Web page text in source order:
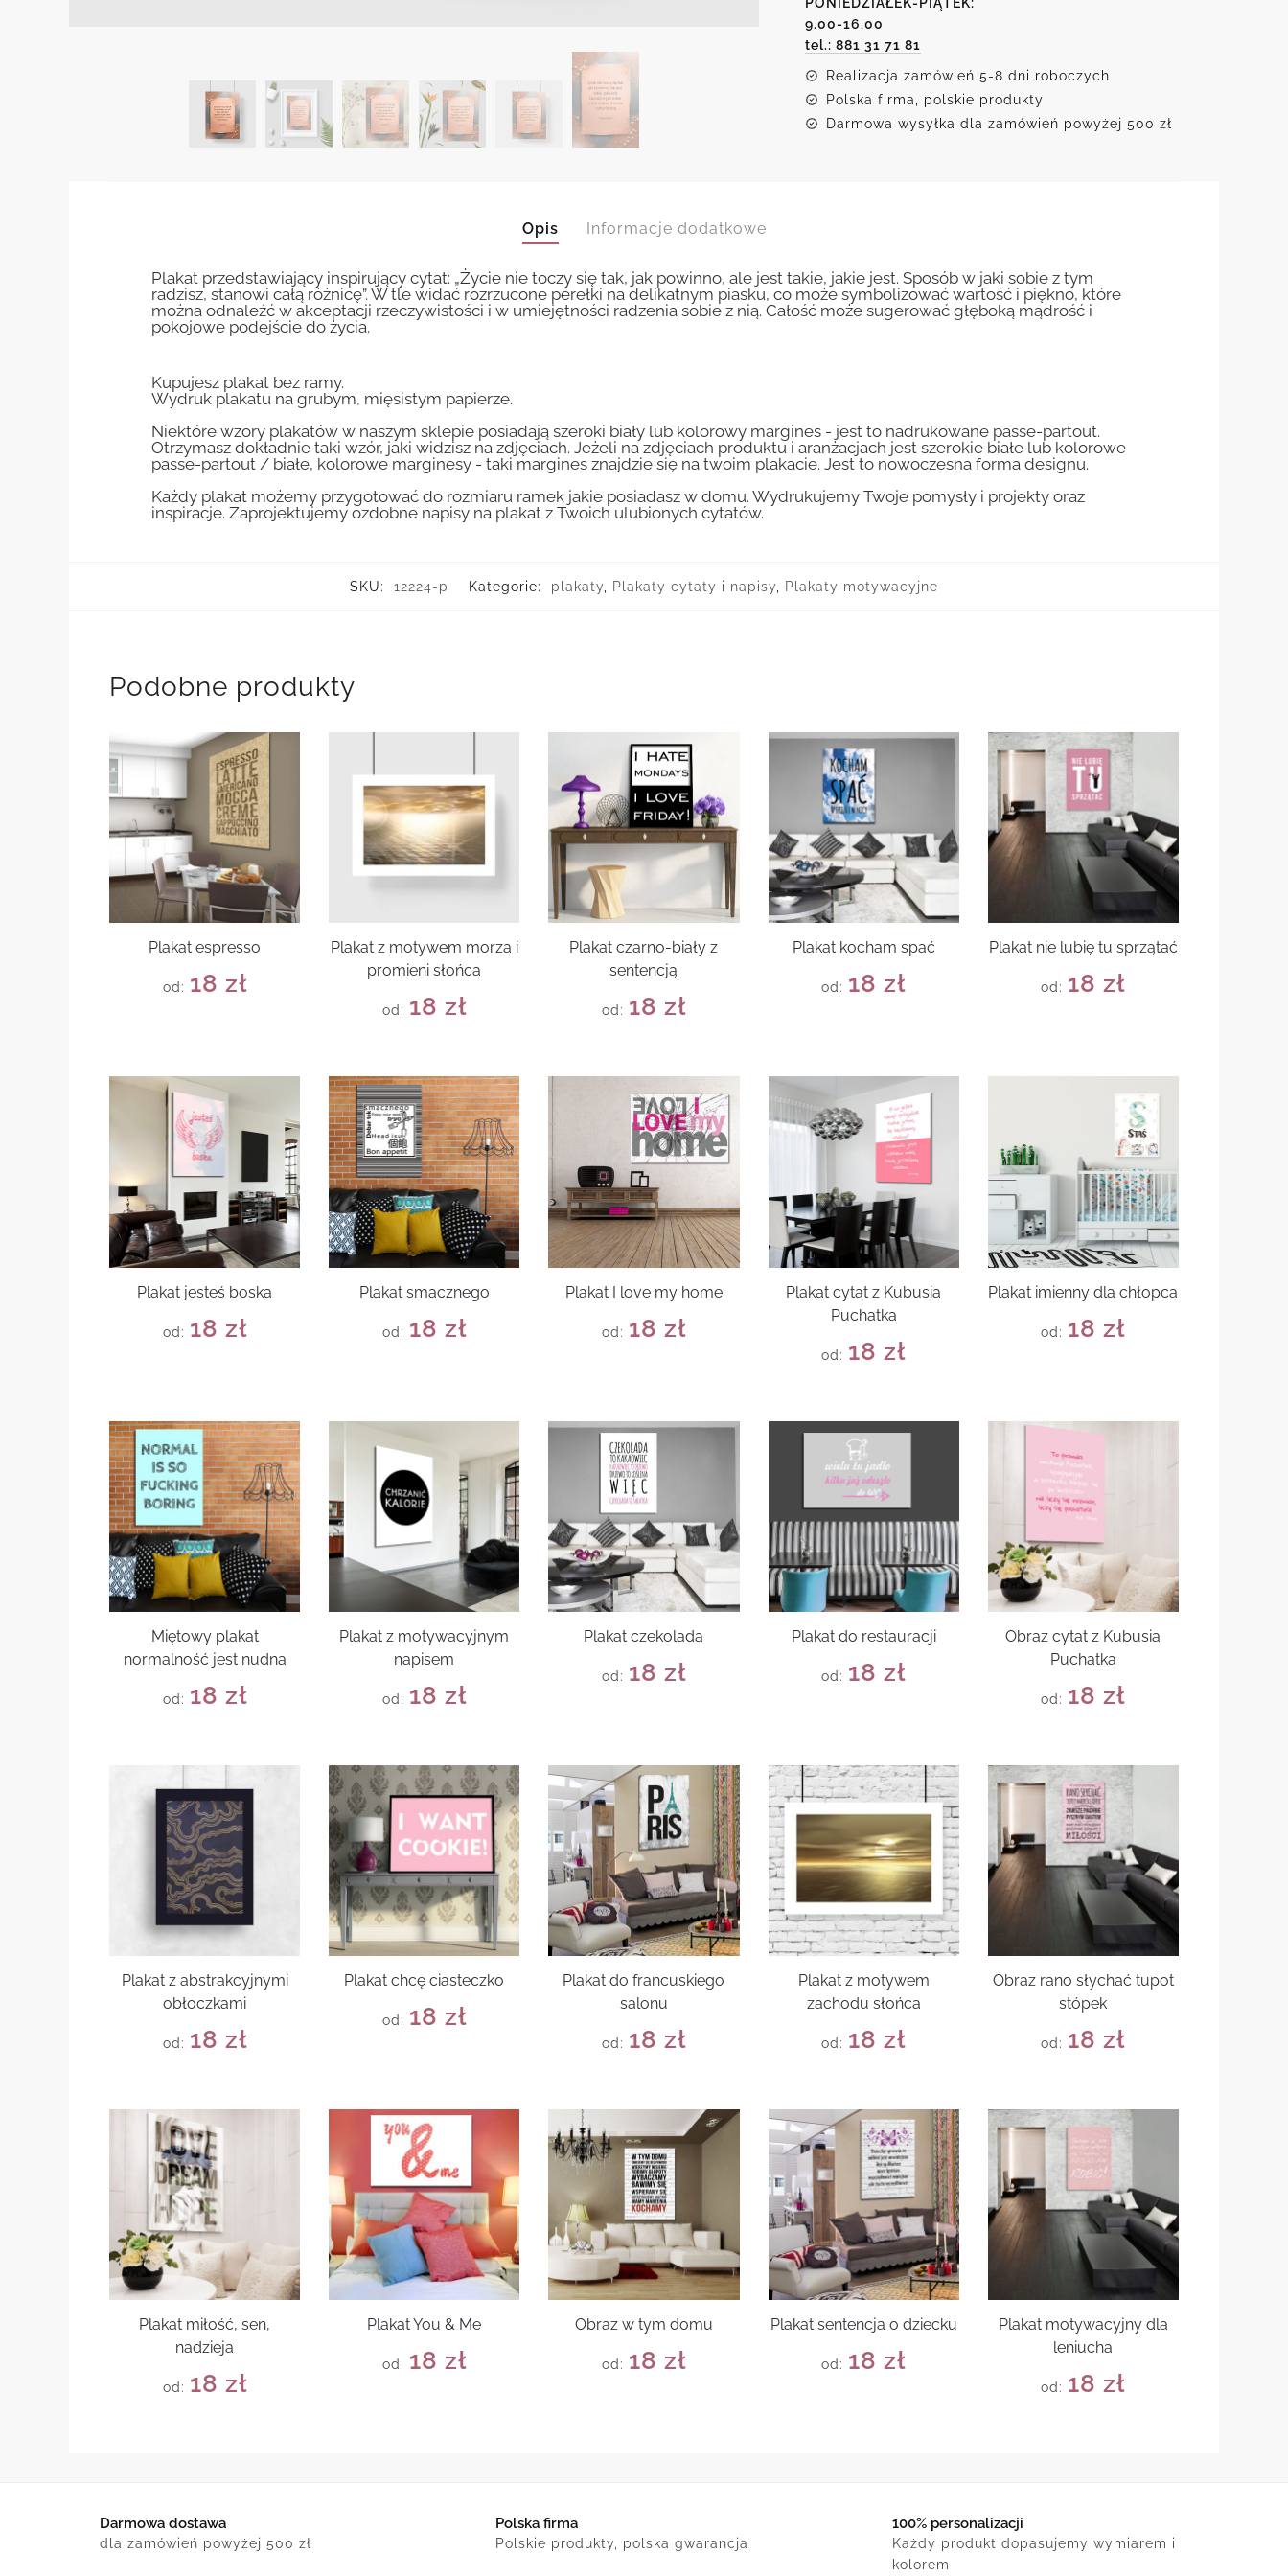
Satir
o
życiu
9.00-16.00
tel.: 881 31 71 81
Realizacja zamówień 5-8 dni roboczych
Polska firma, polskie produkty
Darmowa wysyłka dla zamówień powyżej 500 zł
Opis Informacje dodatkowe
Plakat przedstawiający inspirujący cytat: „Życie nie toczy się tak, jak powinno, ale jest takie, jakie jest. Sposób w jaki sobie z tym
radzisz, stanowi całą różnicę”. W tle widać rozrzucone perełki na delikatnym piasku, co może symbolizować wartość i piękno, które
można odnaleźć w akceptacji rzeczywistości i w umiejętności radzenia sobie z nią. Całość może sugerować głęboką mądrość i
pokojowe podejście do życia.
Kupujesz plakat bez ramy.
Wydruk plakatu na grubym, mięsistym papierze.
Niektóre wzory plakatów w naszym sklepie posiadają szeroki biały lub kolorowy margines - jest to nadrukowane passe-partout.
Otrzymasz dokładnie taki wzór, jaki widzisz na zdjęciach. Jeżeli na zdjęciach produktu i aranżacjach jest szerokie białe lub kolorowe
passe-partout / białe, kolorowe marginesy - taki margines znajdzie się na twoim plakacie. Jest to nowoczesna forma designu.
Każdy plakat możemy przygotować do rozmiaru ramek jakie posiadasz w domu. Wydrukujemy Twoje pomysły i projekty oraz
inspiracje. Zaprojektujemy ozdobne napisy na plakat z Twoich ulubionych cytatów.
SKU: 12224-p Kategorie: plakaty, Plakaty cytaty i napisy, Plakaty motywacyjne
Podobne produkty
Plakat espresso
od: 18 zł
Plakat z motywem morza i
promieni słońca
od: 18 zł
Plakat czarno-biały z
sentencją
od: 18 zł
Plakat kocham spać
od: 18zł
Plakat nie lubię tu sprzątać
od: 18zł
Plakat jesteś boska
od: 18 zł
Plakat smacznego
od: 18 zł
Plakat I love my home
od: 18 zł
Plakat cytat z Kubusia
Puchatka
od: 18zł
Plakat imienny dla chłopca
od: 18zł
Miętowy plakat
normalność jest nudna
od: 18 zł
Plakat z motywacyjnym
napisem
od: 18 zł
Plakat czekolada
od: 18 zł
Plakat do restauracji
od: 18zł
Obraz cytat z Kubusia
Puchatka
od: 18zł
Plakat z abstrakcyjnymi
obłoczkami
od: 18 zł
Plakat chcę ciasteczko
od: 18 zł
Plakat do francuskiego
salonu
od: 18 zł
Plakat z motywem
zachodu słońca
od: 18zł
Obraz rano słychać tupot
stópek
od: 18zł
Plakat miłość, sen,
nadzieja
od: 18 zł
Plakat You & Me
od: 18 zł
Obraz w tym domu
od: 18 zł
Plakat sentencja o dziecku
od: 18zł
Plakat motywacyjny dla
leniucha
od: 18zł
Darmowa dostawa
dla zamówień powyżej 500 zł
Polska firma
Polskie produkty, polska gwarancja
100% personalizacji
Każdy produkt dopasujemy wymiarem i
kolorem